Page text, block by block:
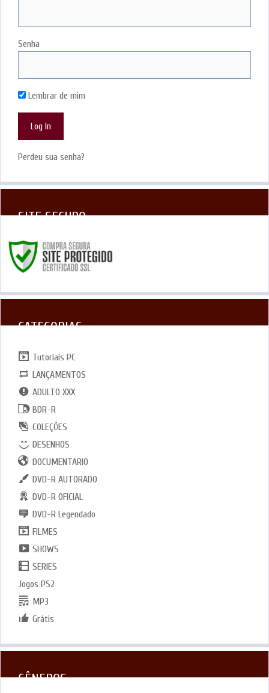
Senha
Lembrar de mim
Perdeu sua senha?
SITE SEGURO
CATEGORIAS
Tutoriais PC
LANÇAMENTOS
ADULTO XXX
BDR-R
COLEÇÕES
DESENHOS
DOCUMENTARIO
DVD-R AUTORADO
DVD-R OFICIAL
DVD-R Legendado
FILMES
SHOWS
SERIES
Jogos PS2
MP3
Grátis
GÊNEROS